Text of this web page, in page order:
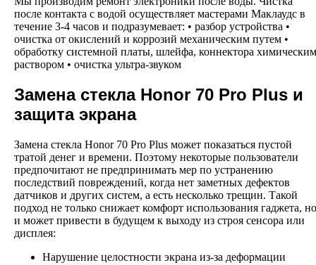
после контакта с водой осуществляет мастерами Маклаудс в
течение 3-4 часов и подразумевает: • разбор устройства •
очистка от окислений и коррозий механическим путем •
обработку системной платы, шлейфа, коннектора химическим
раствором • очистка ультра-звуком
Замена стекла Honor 70 Pro Plus и
защита экрана
Замена стекла Honor 70 Pro Plus может показаться пустой
тратой денег и времени. Поэтому некоторые пользователи
предпочитают не предпринимать мер по устранению
последствий повреждений, когда нет заметных дефектов
датчиков и других систем, а есть несколько трещин. Такой
подход не только снижает комфорт использования гаджета, но
и может привести в будущем к выходу из строя сенсора или
дисплея:
Нарушение целостности экрана из-за деформации